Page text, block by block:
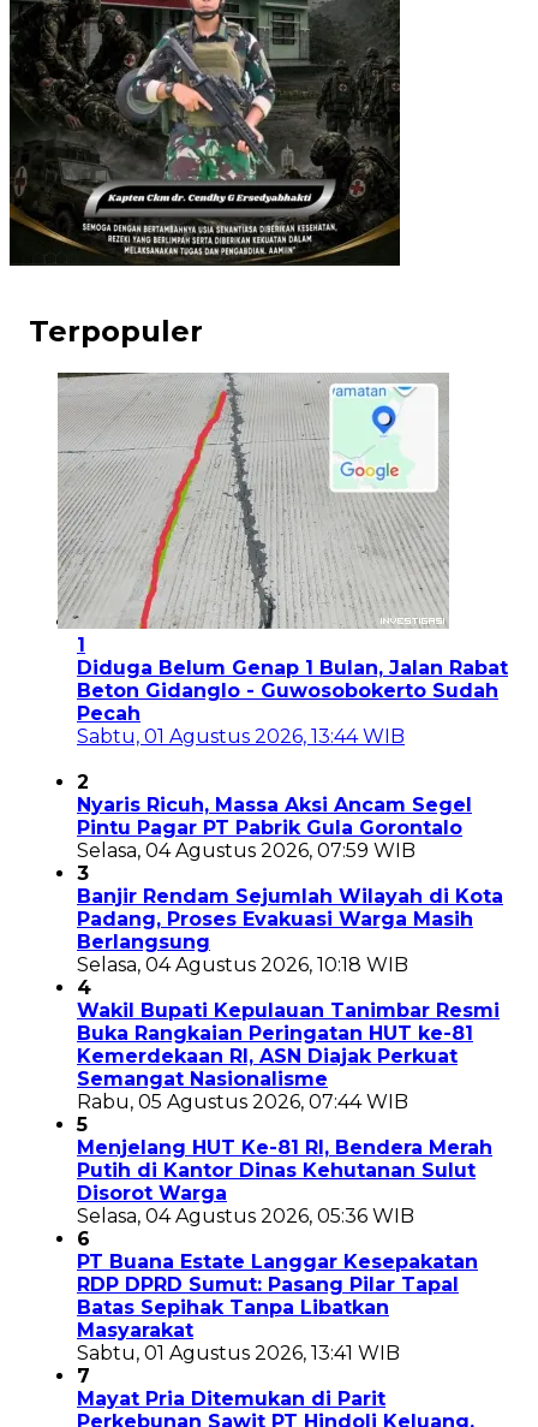
Terpopuler
1
Diduga Belum Genap 1 Bulan, Jalan Rabat
Beton Gidanglo - Guwosobokerto Sudah
Pecah
Sabtu, 01 Agustus 2026, 13:44 WIB
2
Nyaris Ricuh, Massa Aksi Ancam Segel
Pintu Pagar PT Pabrik Gula Gorontalo
Selasa, 04 Agustus 2026, 07:59 WIB
3
Banjir Rendam Sejumlah Wilayah di Kota
Padang, Proses Evakuasi Warga Masih
Berlangsung
Selasa, 04 Agustus 2026, 10:18 WIB
4
Wakil Bupati Kepulauan Tanimbar Resmi
Buka Rangkaian Peringatan HUT ke-81
Kemerdekaan RI, ASN Diajak Perkuat
Semangat Nasionalisme
Rabu, 05 Agustus 2026, 07:44 WIB
5
Menjelang HUT Ke-81 RI, Bendera Merah
Putih di Kantor Dinas Kehutanan Sulut
Disorot Warga
Selasa, 04 Agustus 2026, 05:36 WIB
6
PT Buana Estate Langgar Kesepakatan
RDP DPRD Sumut: Pasang Pilar Tapal
Batas Sepihak Tanpa Libatkan
Masyarakat
Sabtu, 01 Agustus 2026, 13:41 WIB
7
Mayat Pria Ditemukan di Parit
Perkebunan Sawit PT Hindoli Keluang,